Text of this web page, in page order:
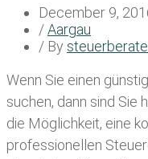
December 9,
/Aargau
/ By
Wenn Sie einen
suchen, dann sind Sie
die Möglichkeit, eine
professionellen